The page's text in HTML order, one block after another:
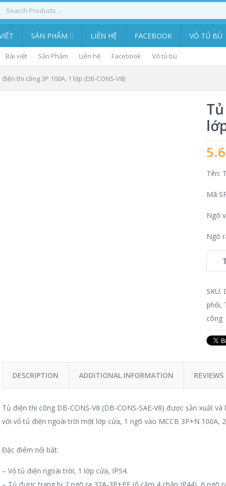
SẢN PHẨM LIÊN HỆ FACEBOOK VỎ TỦ BÙ
Bài viết Sản Phẩm Liên hệ Facebook Vỏ tủ bù
điện thi công 3P 100A, 1 lớp (DB-CONS-V8)
Tên:
Mã
Ngõ
Ngõ
SKU:
phối,
công
DESCRIPTION ADDITIONAL INFORMATION REVIEWS
Tủ điện thi công DB-CONS-V8 (DB-CONS-SAE-V8) được sản xuất
với vỏ tủ điện ngoài trời một lớp cửa, 1 ngõ vào MCCB 3P+N 100A,
Đặc điểm nổi bật:
– Vỏ tủ điện ngoài trời, 1 lớp cửa, IP54.